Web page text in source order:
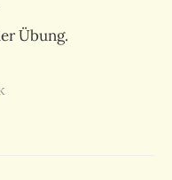
Übung.